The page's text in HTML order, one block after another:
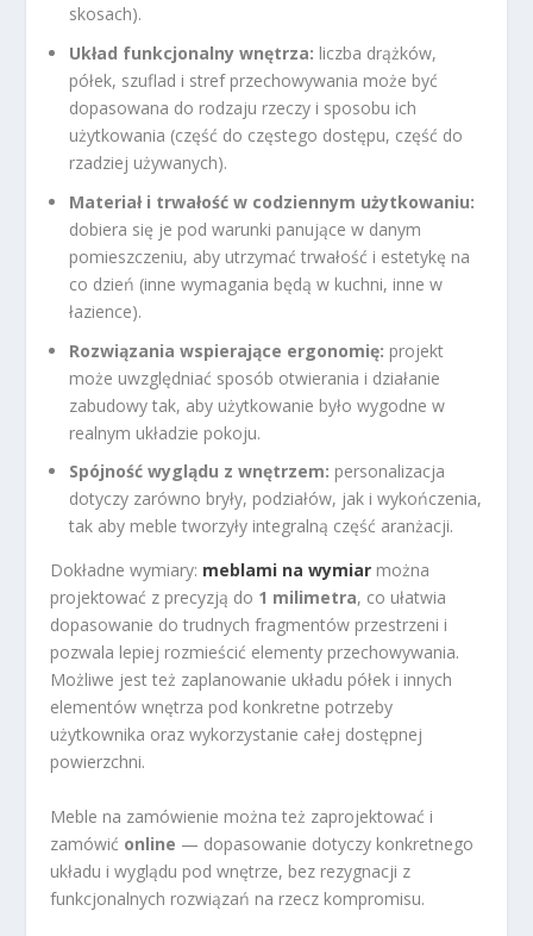
skosach).
Układ funkcjonalny wnętrza: liczba drążków,
półek, szuflad i stref przechowywania może być
dopasowana do rodzaju rzeczy i sposobu ich
użytkowania (część do częstego dostępu, część do
rzadziej używanych).
Materiał i trwałość w codziennym użytkowaniu:
dobiera się je pod warunki panujące w danym
pomieszczeniu, aby utrzymać trwałość i estetykę na
co dzień (inne wymagania będą w kuchni, inne w
łazience).
Rozwiązania wspierające ergonomię: projekt
może uwzględniać sposób otwierania i działanie
zabudowy tak, aby użytkowanie było wygodne w
realnym układzie pokoju.
Spójność wyglądu z wnętrzem: personalizacja
dotyczy zarówno bryły, podziałów, jak i wykończenia,
tak aby meble tworzyły integralną część aranżacji.
Dokładne wymiary: meblami na wymiar można
projektować z precyzją do 1 milimetra, co ułatwia
dopasowanie do trudnych fragmentów przestrzeni i
pozwala lepiej rozmieścić elementy przechowywania.
Możliwe jest też zaplanowanie układu półek i innych
elementów wnętrza pod konkretne potrzeby
użytkownika oraz wykorzystanie całej dostępnej
powierzchni.
Meble na zamówienie można też zaprojektować i
zamówić online — dopasowanie dotyczy konkretnego
układu i wyglądu pod wnętrze, bez rezygnacji z
funkcjonalnych rozwiązań na rzecz kompromisu.